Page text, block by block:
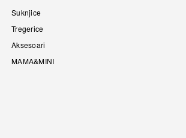
Suknjice
Tregerice
Aksesoari
MAMA&MINI